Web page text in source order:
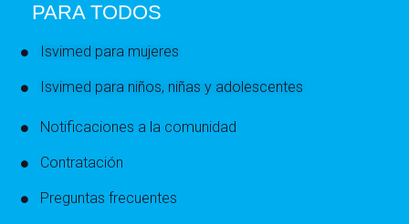
PARA TODOS
Isvimed para mujeres
Isvimed para niños, niñas y adolescentes
Notificaciones a la comunidad
Contratación
Preguntas frecuentes